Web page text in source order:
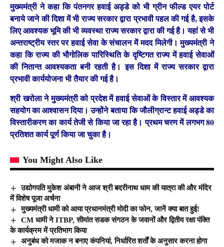
मुख्यमंत्री ने कहा कि पंतनगर हवाई अड्डे को भी ग्रीन फील्ड एयर पोर्ट
बनाये जाने की दिशा में भी राज्य सरकार द्वारा प्रभावी पहल की गई है, इसके
लिए आवश्यक भूमि की भी व्यवस्था राज्य सरकार द्वारा की गई है। यहां से भी
अन्तराष्ट्रीय स्तर पर हवाई सेवा के संचालन में मदद मिलेगी। मुख्यमंत्री ने
कहा कि राज्य की भौगोलिक पारिस्थिति के दृष्टिगत राज्य में हवाई सेवाओं
की नितान्त आवश्यकता बनी रहती है। इस दिशा में राज्य सरकार द्वारा
प्रभावी कार्ययोजना भी तैयार की गई है।
श्री खरोला ने मुख्यमंत्री को प्रदेश में हवाई सेवाओं के विस्तार में आवश्यक
सहयोग का आश्वासन दिया। उन्होंने बताया कि जौलीग्रान्ट हवाई अड्डे का
विस्तारीकरण का कार्य तेजी से किया जा रहा है। प्रथम चरण में लगभग 80
प्रतिशत कार्य पूर्ण किया जा चुका है।
You Might Also Like
उद्योगपति मुकेश अंबानी ने आज श्री बदरीनाथ धाम की यात्रा की और मंदिर
में विशेष पूजा अर्चना
मुख्यमंत्री धामी को आया प्रधानमंत्री मोदी का फोन, जानें क्या बात हुई!
CM धामी ने ITBP, सीमांत सडक संगठन के जवानों और द्वितीय रक्षा पंक्ति
के कार्यक्रम में प्रतिभाग किया
अनुबंध को मजाक न बनाए कंपनियां, निर्धारित शर्तों के अनुसार करना होगा